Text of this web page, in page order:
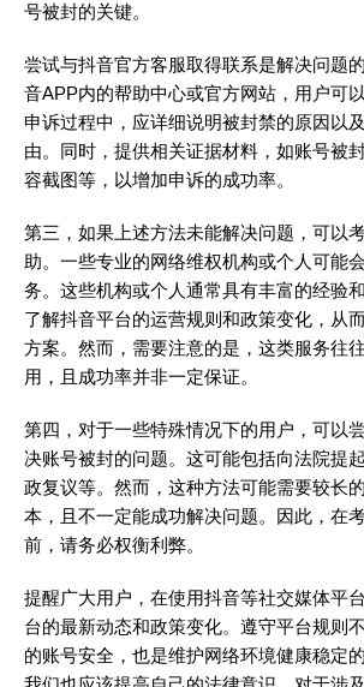
号被封的关键。
尝试与抖音官方客服取得联系是解决问题
音APP内的帮助中心或官方网站，用户可
申诉过程中，应详细说明被封禁的原因以
由。同时，提供相关证据材料，如账号被
容截图等，以增加申诉的成功率。
第三，如果上述方法未能解决问题，可以
助。一些专业的网络维权机构或个人可能
务。这些机构或个人通常具有丰富的经验
了解抖音平台的运营规则和政策变化，从
方案。然而，需要注意的是，这类服务往
用，且成功率并非一定保证。
第四，对于一些特殊情况下的用户，可以
决账号被封的问题。这可能包括向法院提
政复议等。然而，这种方法可能需要较长
本，且不一定能成功解决问题。因此，在
前，请务必权衡利弊。
提醒广大用户，在使用抖音等社交媒体平
台的最新动态和政策变化。遵守平台规则
的账号安全，也是维护网络环境健康稳定